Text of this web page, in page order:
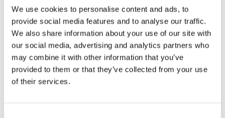
We use cookies to personalise content and ads, to
provide social media features and to analyse our traffic.
We also share information about your use of our site with
our social media, advertising and analytics partners who
may combine it with other information that you’ve
provided to them or that they’ve collected from your use
of their services.
LALIGA
FINALIZADO
1-1